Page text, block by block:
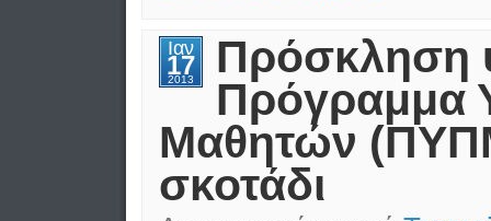
Ιαν
17
2013
Πρόσκληση
Πρόγραμμα
Μαθητών
σκοτάδι